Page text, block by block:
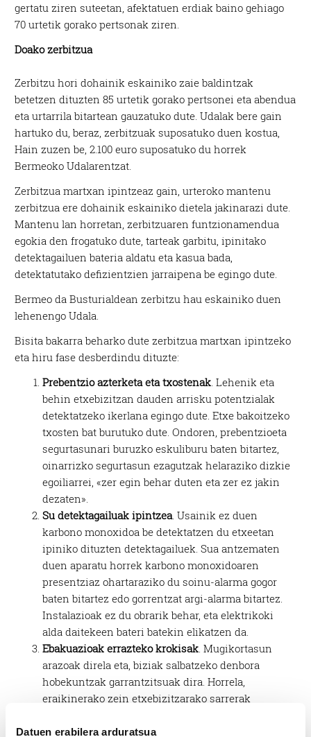
Datuen erabilera arduratsua
gertatu ziren suteetan, afektatuen erdiak baino gehiago
70 urtetik gorako pertsonak ziren.
Doako zerbitzua
Zerbitzu hori dohainik eskainiko zaie baldintzak
betetzen dituzten 85 urtetik gorako pertsonei eta abendua
eta urtarrila bitartean gauzatuko dute. Udalak bere gain
hartuko du, beraz, zerbitzuak suposatuko duen kostua,
Hain zuzen be, 2.100 euro suposatuko du horrek
Bermeoko Udalarentzat.
Zerbitzua martxan ipintzeaz gain, urteroko mantenu
zerbitzua ere dohainik eskainiko dietela jakinarazi dute.
Mantenu lan horretan, zerbitzuaren funtzionamendua
egokia den frogatuko dute, tarteak garbitu, ipinitako
detektagailuen bateria aldatu eta kasua bada,
detektatutako defizientzien jarraipena be egingo dute.
Bermeo da Busturialdean zerbitzu hau eskainiko duen
lehenengo Udala.
Bisita bakarra beharko dute zerbitzua martxan ipintzeko
eta hiru fase desberdindu dituzte:
Prebentzio azterketa eta txostenak. Lehenik eta
behin etxebizitzan dauden arrisku potentzialak
detektatzeko ikerlana egingo dute. Etxe bakoitzeko
txosten bat burutuko dute. Ondoren, prebentzioeta
segurtasunari buruzko eskuliburu baten bitartez,
oinarrizko segurtasun ezagutzak helaraziko dizkie
egoiliarrei, «zer egin behar duten eta zer ez jakin
dezaten».
Su detektagailuak ipintzea. Usainik ez duen
karbono monoxidoa be detektatzen du etxeetan
ipiniko dituzten detektagailuek. Sua antzematen
duen aparatu horrek karbono monoxidoaren
presentziaz ohartaraziko du soinu-alarma gogor
baten bitartez edo gorrentzat argi-alarma bitartez.
Instalazioak ez du obrarik behar, eta elektrikoki
alda daitekeen bateri batekin elikatzen da.
Ebakuazioak errazteko krokisak. Mugikortasun
arazoak direla eta, biziak salbatzeko denbora
hobekuntzak garrantzitsuak dira. Horrela,
eraikinerako zein etxebizitzarako sarrerak
etxebizitzetako ezaugarri nabariak ere aztertuko